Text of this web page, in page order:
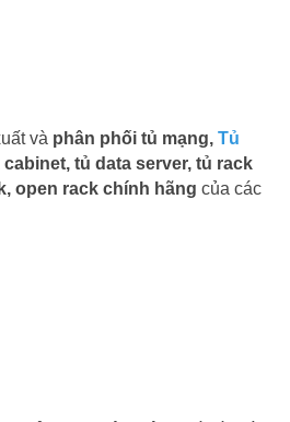
và phân phối tủ mạng, Tủ
cabinet, tủ data server, tủ rack
open rack chính hãng của các